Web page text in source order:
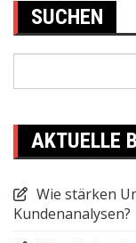
SUCHEN
AKTUELLE
Wie stärken
Kundenanalysen?